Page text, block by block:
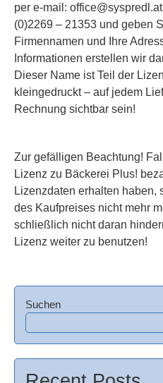
per e-mail:
(0)2269 – 21353 und geben
Firmennamen und Ihre
Informationen erstellen wir
Dieser Name ist Teil der
kleingedruckt – auf jedem
Rechnung sichtbar sein!
Zur gefälligen Beachtung!
Lizenz zu Bäckerei Plus!
Lizenzdaten erhalten haben,
des Kaufpreises nicht mehr
schließlich nicht daran
Lizenz weiter zu benutzen!
Suchen